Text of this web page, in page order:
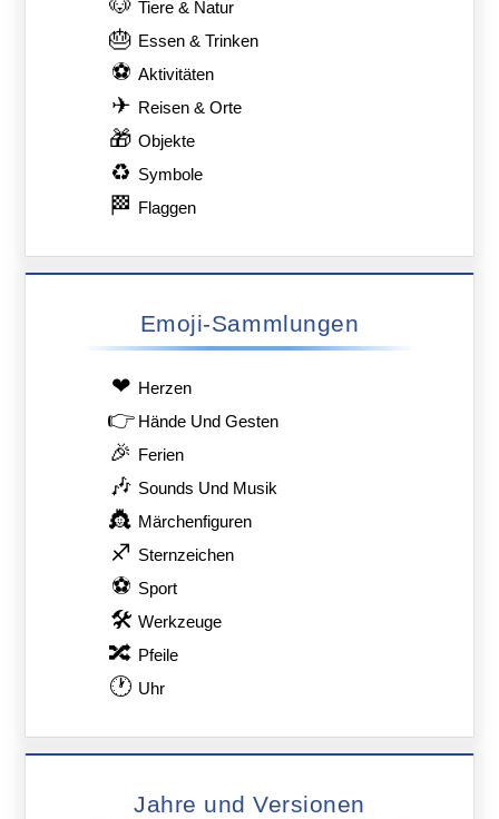
🐶 Tiere & Natur
🎂 Essen & Trinken
⚽ Aktivitäten
✈ Reisen & Orte
🎁 Objekte
♻ Symbole
🏁 Flaggen
Emoji-Sammlungen
❤ Herzen
👉 Hände Und Gesten
🎉 Ferien
🎶 Sounds Und Musik
👸 Märchenfiguren
♐ Sternzeichen
⚽ Sport
🛠 Werkzeuge
🔀 Pfeile
🕐 Uhr
Jahre und Versionen